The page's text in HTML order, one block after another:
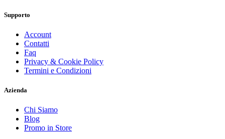
Supporto
Account
Contatti
Faq
Privacy & Cookie Policy
Termini e Condizioni
Azienda
Chi Siamo
Blog
Promo in Store